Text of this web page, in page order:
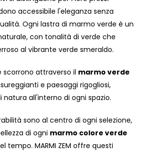
accessibile l'eleganza senza
Ogni lastra di marmo verde è un
con tonalità di verde che
al vibrante verde smeraldo.
scorrono attraverso il marmo verde
e paesaggi rigogliosi,
natura all'interno di ogni spazio.
sono al centro di ogni selezione,
di ogni marmo colore verde
tempo. MARMI ZEM offre questi